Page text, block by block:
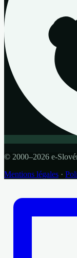
© 2000–2026 e-
Mentions légales ·